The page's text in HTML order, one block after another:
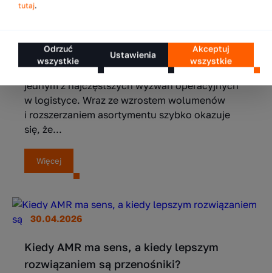
7.05.2026
składowanych palet w magazynie
Zwiększenie liczby palet w magazynie jest
jednym z najczęstszych wyzwań operacyjnych
w logistyce. Wraz ze wzrostem wolumenów
i rozszerzaniem asortymentu szybko okazuje
się, że...
Więcej
30.04.2026
Kiedy AMR ma sens, a kiedy lepszym
rozwiązaniem są przenośniki?
tutaj.
Odrzuć
wszystkie
Ustawienia
Akceptuj
wszystkie